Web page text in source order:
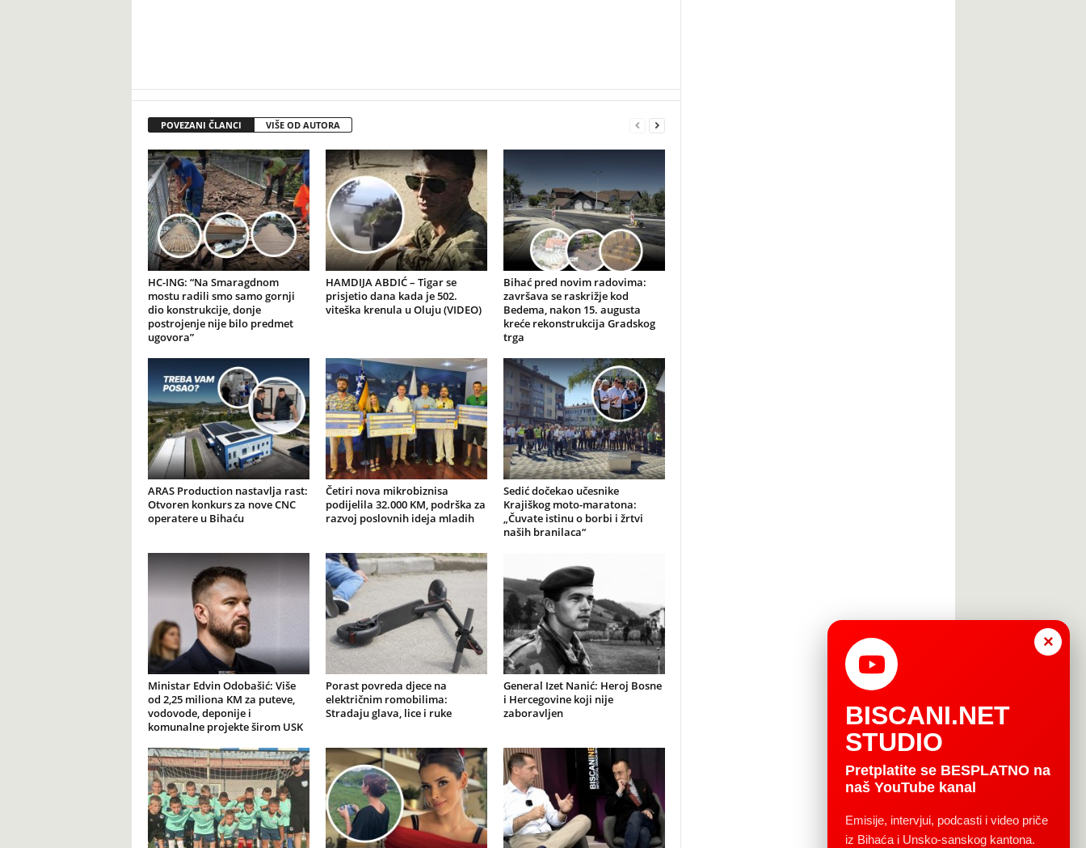
POVEZANI ČLANCI VIŠE OD AUTORA
HC-ING: “Na Smaragdnom
mostu radili smo samo gornji
dio konstrukcije, donje
postrojenje nije bilo predmet
ugovora”
HAMDIJA ABDIĆ – Tigar se
prisjetio dana kada je 502.
viteška krenula u Oluju (VIDEO)
Bihać pred novim radovima:
završava se raskrižje kod
Bedema, nakon 15. augusta
kreće rekonstrukcija Gradskog
trga
ARAS Production nastavlja rast:
Otvoren konkurs za nove CNC
operatere u Bihaću
Četiri nova mikrobiznisa
podijelila 32.000 KM, podrška za
razvoj poslovnih ideja mladih
Sedić dočekao učesnike
Krajiškog moto-maratona:
„Čuvate istinu o borbi i žrtvi
naših branilaca“
Ministar Edvin Odobašić: Više
od 2,25 miliona KM za puteve,
vodovode, deponije i
komunalne projekte širom USK
Porast povreda djece na
električnim romobilima:
Stradaju glava, lice i ruke
General Izet Nanić: Heroj Bosne
i Hercegovine koji nije
zaboravljen
×
BISCANI.NET
STUDIO
Pretplatite se BESPLATNO na
naš YouTube kanal
Emisije, intervjui, podcasti i video priče
iz Bihaća i Unsko-sanskog kantona.